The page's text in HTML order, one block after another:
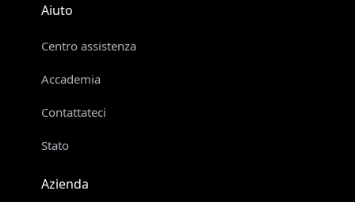
Aiuto
Centro assistenza
Accademia
Contattateci
Stato
Azienda